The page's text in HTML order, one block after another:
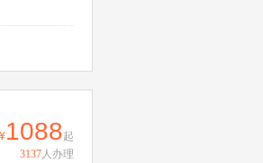
1088起
3137人办理